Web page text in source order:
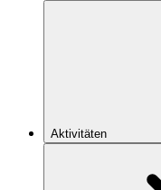
Aktivitäten